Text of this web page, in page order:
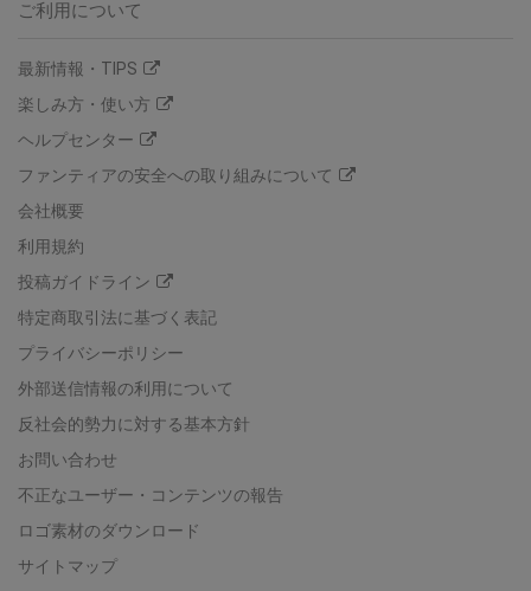
ご利用について
最新情報・TIPS
楽しみ方・使い方
ヘルプセンター
ファンティアの安全への取り組みについて
会社概要
利用規約
投稿ガイドライン
特定商取引法に基づく表記
プライバシーポリシー
外部送信情報の利用について
反社会的勢力に対する基本方針
お問い合わせ
不正なユーザー・コンテンツの報告
ロゴ素材のダウンロード
サイトマップ